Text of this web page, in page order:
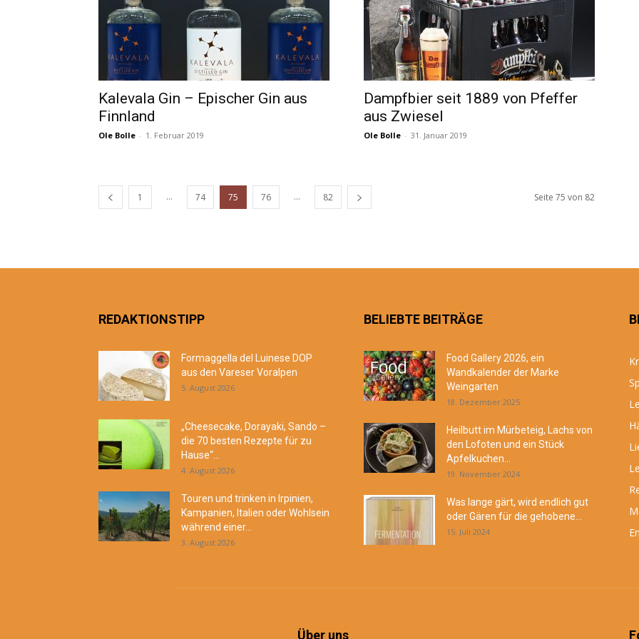
Kalevala Gin – Epischer Gin aus
Finnland
Ole Bolle - 1. Februar 2019
Dampfbier seit 1889 von Pfeffer
aus Zwiesel
Ole Bolle - 31. Januar 2019
1 ... 74 75 76 ... 82 Seite 75 von 82
REDAKTIONSTIPP
Formaggella del Luinese DOP
aus den Vareser Voralpen
5. August 2026
„Cheesecake, Dorayaki, Sando –
die 70 besten Rezepte für zu
Hause“...
4. August 2026
Touren und trinken in Irpinien,
Kampanien, Italien oder Wohlsein
während einer...
3. August 2026
BELIEBTE BEITRÄGE
Food Gallery 2026, ein
Wandkalender der Marke
Weingarten
18. Dezember 2025
Heilbutt im Mürbeteig, Lachs von
den Lofoten und ein Stück
Apfelkuchen...
19. November 2024
Was lange gärt, wird endlich gut
oder Gären für die gehobene...
15. Juli 2024
Über uns